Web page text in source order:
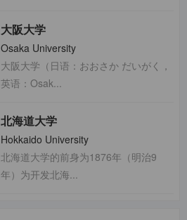
大阪大学
Osaka University
大阪大学（日语：おおさか だいがく，
英语：Osak...
北海道大学
Hokkaido University
北海道大学的前身为1876年（明治9
年）为开发北海...